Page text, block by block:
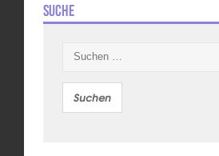
Suche
nach: